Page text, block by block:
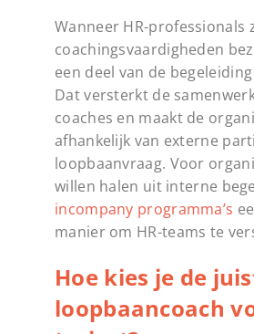
Wanneer HR-professionals
coachingsvaardigheden
een deel van de
Dat versterkt de
coaches en maakt de
afhankelijk van externe
loopbaanvraag. Voor
willen halen uit interne
incompany programma’s
manier om HR-teams te
Hoe kies je de
loopbaancoach